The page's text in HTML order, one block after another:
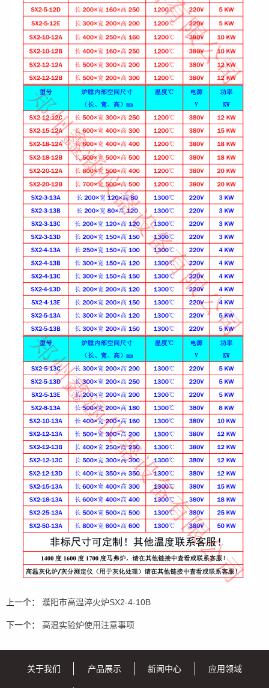
上一个： 濮阳市高温淬火炉SX2-4-10B
下一个： 高温实验炉使用注意事项
关于我们 产品展示 新闻中心 应用领域